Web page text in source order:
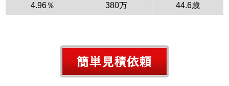
4.96％ 380万 44.6歳